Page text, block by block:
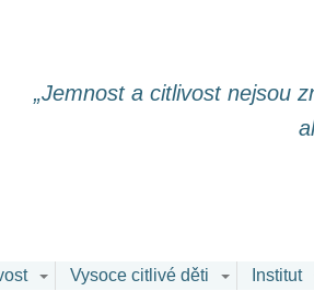
„Jemnost a citlivost nejsou
Vysoce citlivé děti Institut